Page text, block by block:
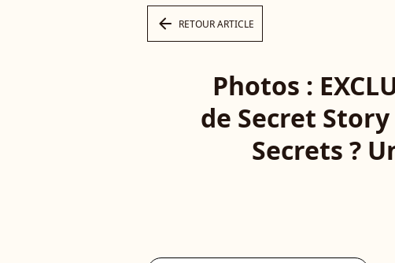
arrow_left RETOUR ARTICLE
Photos :
de Secret
Secrets ?